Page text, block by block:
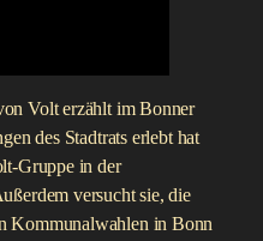
Volt erzählt im Bonner
des Stadtrats erlebt hat
Gruppe in der
versucht sie, die
Kommunalwahlen in Bonn